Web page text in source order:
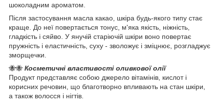
шоколадним ароматом.
Після застосування масла какао, шкіра будь-якого типу стає
краще. До неї повертається тонус, м'яка якість, ніжність,
гладкість і сяйво. У янучій старіючій шкіри воно повертає
пружність і еластичність, суху - зволожує і зміцнює, розгладжує
зморщечки.
🐝🐝 Косметичні властивості оливкової олії
Продукт представляє собою джерело вітамінів, кислот і
корисних речовин, що благотворно впливають на стан шкіри,
а також волосся і нігтів.